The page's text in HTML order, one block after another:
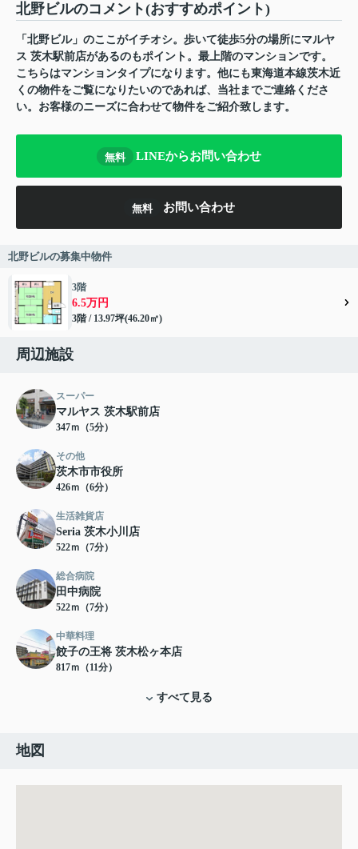
北野ビルのコメント(おすすめポイント)
「北野ビル」のここがイチオシ。歩いて徒歩5分の場所にマルヤ
ス 茨木駅前店があるのもポイント。最上階のマンションです。
こちらはマンションタイプになります。他にも東海道本線茨木近
くの物件をご覧になりたいのであれば、当社までご連絡くださ
い。お客様のニーズに合わせて物件をご紹介致します。
無料 LINEからお問い合わせ
無料 お問い合わせ
北野ビルの募集中物件
3階
6.5万円
3階 / 13.97坪(46.20㎡)
周辺施設
スーパー
マルヤス 茨木駅前店
347ｍ（5分）
その他
茨木市市役所
426ｍ（6分）
生活雑貨店
Seria 茨木小川店
522ｍ（7分）
総合病院
田中病院
522ｍ（7分）
中華料理
餃子の王将 茨木松ヶ本店
817ｍ（11分）
すべて見る
地図